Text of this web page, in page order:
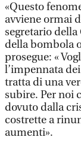
«Questo
avviene ormai
segretario della
della bombola
prosegue: «
l’impennata
tratta di una
subire. Per noi
dovuto dalla
costrette a
aumenti».